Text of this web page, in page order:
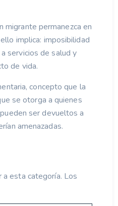
migrante permanezca en
implica: imposibilidad
servicios de salud y
de vida.
concepto que la
se otorga a quienes
ser devueltos a
amenazadas.
a esta categoría. Los